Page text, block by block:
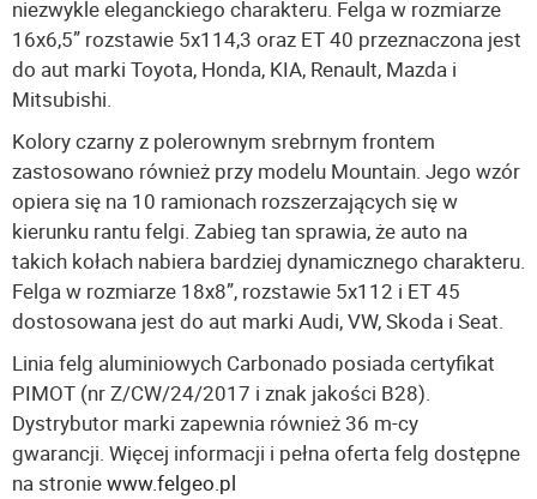
niezwykle eleganckiego charakteru. Felga w rozmiarze
16x6,5” rozstawie 5x114,3 oraz ET 40 przeznaczona jest
do aut marki Toyota, Honda, KIA, Renault, Mazda i
Mitsubishi.
Kolory czarny z polerownym srebrnym frontem
zastosowano również przy modelu Mountain. Jego wzór
opiera się na 10 ramionach rozszerzających się w
kierunku rantu felgi. Zabieg tan sprawia, że auto na
takich kołach nabiera bardziej dynamicznego charakteru.
Felga w rozmiarze 18x8”, rozstawie 5x112 i ET 45
dostosowana jest do aut marki Audi, VW, Skoda i Seat.
Linia felg aluminiowych Carbonado posiada certyfikat
PIMOT (nr Z/CW/24/2017 i znak jakości B28).
Dystrybutor marki zapewnia również 36 m-cy
gwarancji. Więcej informacji i pełna oferta felg dostępne
na stroniewww.felgeo.pl